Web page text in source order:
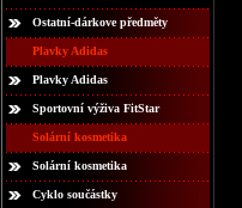
Ostatní-dárkove předměty
Plavky Adidas
Plavky Adidas
Sportovní výživa FitStar
Solární kosmetika
Solární kosmetika
Cyklo součástky